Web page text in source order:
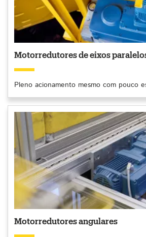
Motorredutores de eixos
Pleno acionamento mesmo com pouco
Motorredutores angulares